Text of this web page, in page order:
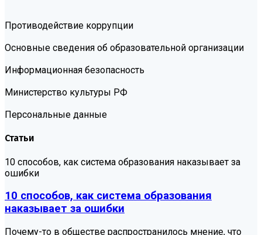
Противодействие коррупции
Основные сведения об образовательной организации
Информационная безопасность
Министерство культуры РФ
Персональные данные
Статьи
10 способов, как система образования наказывает за
ошибки
10 способов, как система образования
наказывает за ошибки
Почему-то в обществе распространилось мнение, что